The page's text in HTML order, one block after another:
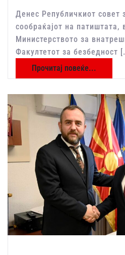
Денес Републичкиот совет
сообраќајот на патиштата,
Министерството за
Факултетот за безбедност
Прочитај повеќе...